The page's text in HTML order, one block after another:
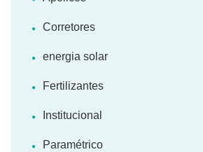
Corretores
energia solar
Fertilizantes
Institucional
Paramétrico